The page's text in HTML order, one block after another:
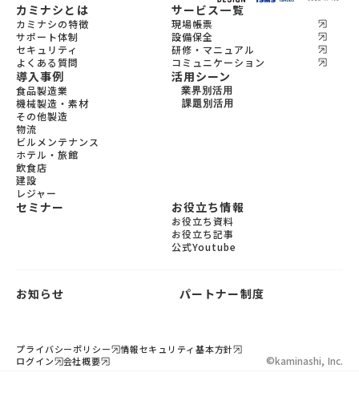
カミナシとは
カミナシの特徴
サポート体制
セキュリティ
よくある質問
サービス一覧
現場帳票
設備保全
研修・マニュアル
コミュニケーション
導入事例
食品製造業
機械製造・素材
その他製造
物流
ビルメンテナンス
ホテル・旅館
飲食店
建設
レジャー
活用シーン
業界別活用
機会製造・素材
課題別活用
セミナー お役立ち情報
お役立ち資料
お役立ち記事
公式Youtube
お知らせ パートナー制度
プライバシーポリシー
情報セキュリティ基本方針
ログイン
会社概要 ©︎kaminashi, Inc.